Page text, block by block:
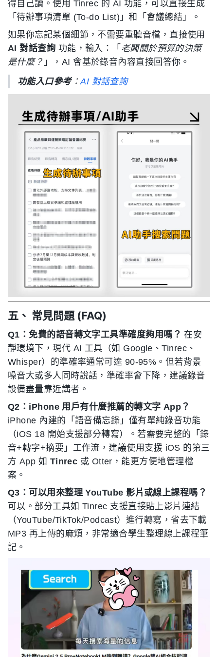
得自己讀。使用 Tinrec 的 AI 功能，可以直接生成
「待辦事項清單 (To-do List)」和「會議總結」。
如果你忘記某個細節，不需要重聽音檔，直接使用
AI 對話查詢 功能，輸入：「 老闆關於預算的決策
是什麼？ 」，AI 會基於錄音內容直接回答你。
功能入口參考：AI 對話查詢
五、 常見問題 (FAQ)
Q1：免費的語音轉文字工具準確度夠用嗎？ 在安
靜環境下，現代 AI 工具（如 Google、Tinrec、
Whisper）的準確率通常可達 90-95%。但若背景
噪音大或多人同時說話，準確率會下降，建議錄音
設備盡量靠近講者。
Q2：iPhone 用戶有什麼推薦的轉文字 App？
iPhone 內建的「語音備忘錄」僅有單純錄音功能
（iOS 18 開始支援部分轉寫）。若需要完整的「錄
音+轉字+摘要」工作流，建議使用支援 iOS 的第三
方 App 如 Tinrec 或 Otter，能更方便地管理檔
案。
Q3：可以用來整理 YouTube 影片或線上課程嗎？
可以。部分工具如 Tinrec 支援直接貼上影片連結
（YouTube/TikTok/Podcast）進行轉寫，省去下載
MP3 再上傳的麻煩，非常適合學生整理線上課程筆
記。